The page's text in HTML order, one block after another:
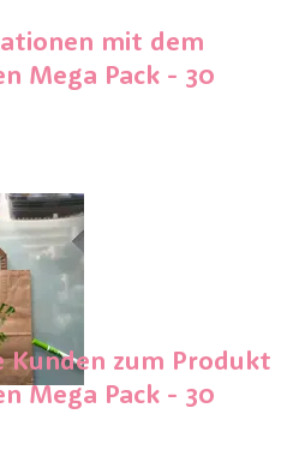
mit dem
Mega Pack - 30
Kunden zum Produkt
Mega Pack - 30